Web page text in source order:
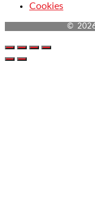
Cookies
© 2026